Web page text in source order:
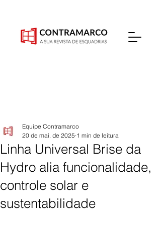
Linha Universal Brise da
Hydro alia funcionalidade,
controle solar e
sustentabilidade
Equipe Contramarco
20 de mai. de 2025 1 min de leitura